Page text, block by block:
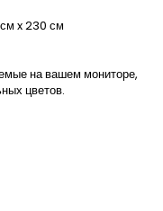
x 230 см
на вашем мониторе,
цветов.